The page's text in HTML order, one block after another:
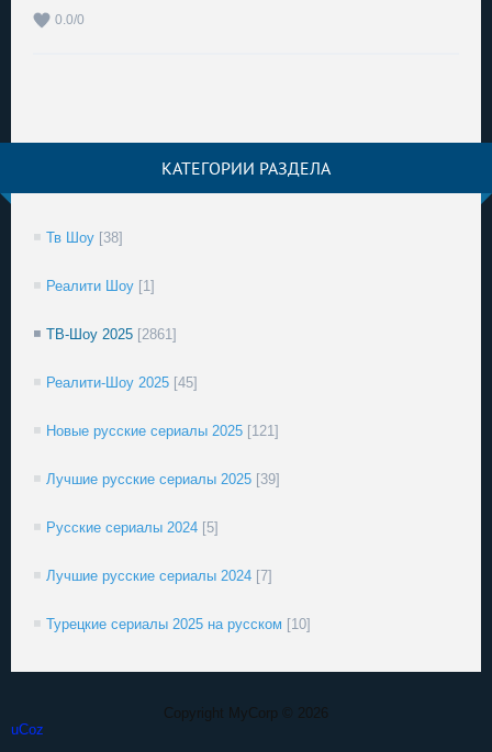
0.0/0
КАТЕГОРИИ РАЗДЕЛА
Тв Шоу [38]
Реалити Шоу [1]
ТВ-Шоу 2025 [2861]
Реалити-Шоу 2025 [45]
Новые русские сериалы 2025 [121]
Лучшие русские сериалы 2025 [39]
Русские сериалы 2024 [5]
Лучшие русские сериалы 2024 [7]
Турецкие сериалы 2025 на русском [10]
Copyright MyCorp © 2026
uCoz